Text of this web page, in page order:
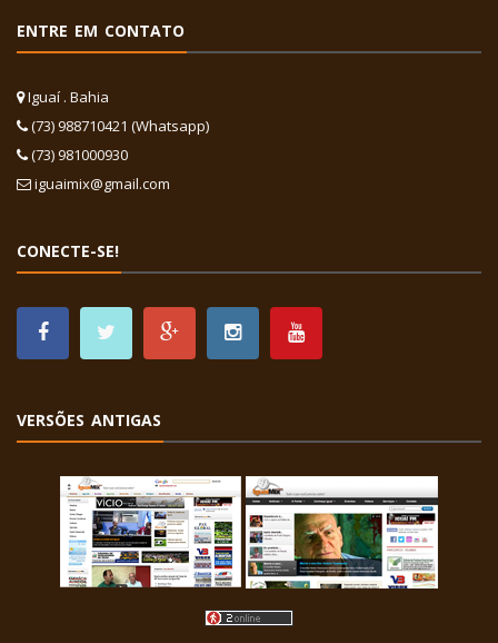
ENTRE EM CONTATO
Iguaí . Bahia
(73) 988710421 (Whatsapp)
(73) 981000930
iguaimix@gmail.com
CONECTE-SE!
VERSÕES ANTIGAS